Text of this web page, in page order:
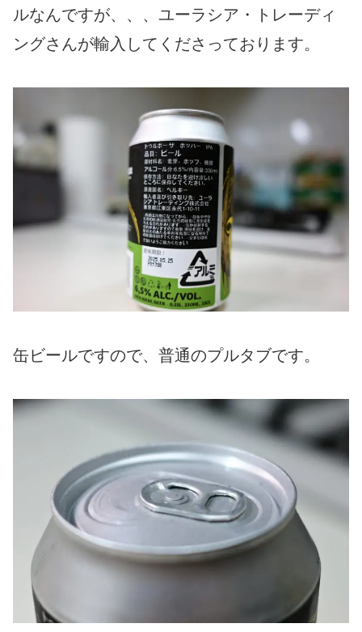
ルなんですが、、、ユーラシア・トレーディ
ングさんが輸入してくださっております。
缶ビールですので、普通のプルタブです。